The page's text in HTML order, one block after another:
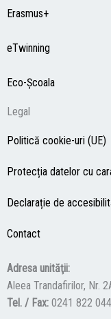
Erasmus+
eTwinning
Eco-Şcoala
Legal
Politică cookie-uri (UE)
Protecția datelor cu
Declarație de
Contact
Adresa unităţii:
Aleea Trandafirilor, Nr.
Tel. / Fax: 0241 822 044